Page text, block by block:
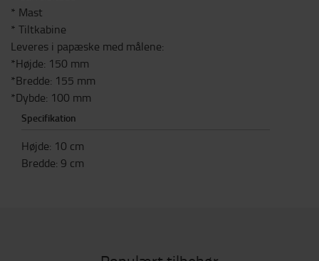
* Mast
* Tiltkabine
Leveres i papæske med målene:
*Højde: 150 mm
*Bredde: 155 mm
*Dybde: 100 mm
Specifikation
Højde: 10 cm
Bredde: 9 cm